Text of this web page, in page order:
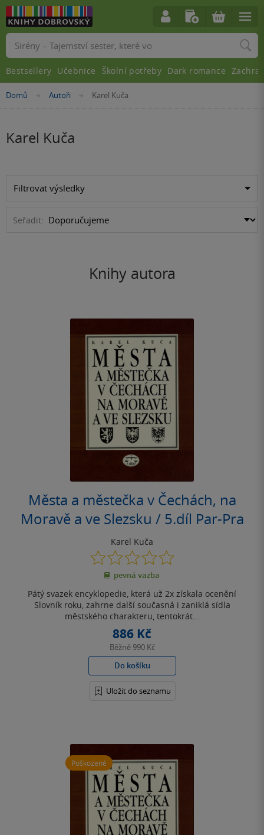
Nacházíte
Domů »Autoři »
Karel Kuča
Karel Kuča
Filtrovat výsledky
Seřadit:
Knihy autora
Města a městečka v Čechách, na
Moravě a ve Slezsku / 5.díl Par-Pra
Karel Kuča
0.0
z
5
pevná vazba
Pátý svazek encyklopedie, která už 2x získala ocenění
Slovník roku, zahrne další současná i zaniklá sídla
městského charakteru, tentokrát...
886 Kč
Běžně 990 Kč
Do košíku
Uložit do seznamu
Poškozené
Vyhledávání
Bestsellery Učebnice Školní potřeby Dark romance